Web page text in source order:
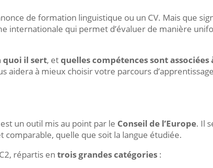
de formation linguistique ou un CV. Mais que
internationale qui permet d’évaluer de manière
quoi il sert, etquelles compétences sont associées
aidera à mieux choisir votre parcours d’apprentissage
est un outil mis au point par le Conseil de l’Europe. Il
comparable, quelle que soit la langue étudiée.
répartis en trois grandes catégories :